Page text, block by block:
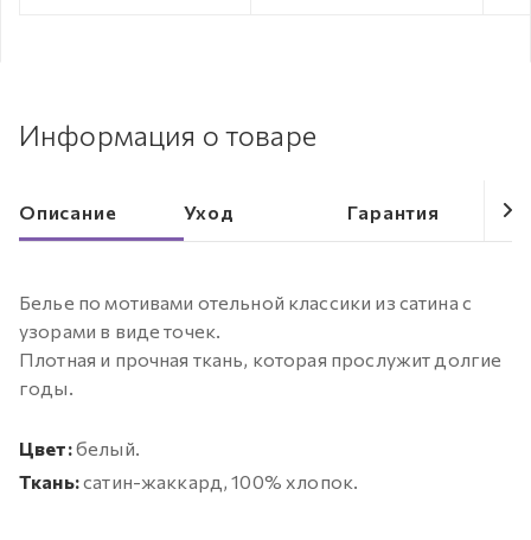
Информация о товаре
Описание Уход Гарантия
Белье по мотивами отельной классики из сатина с
узорами в виде точек.
Плотная и прочная ткань, которая прослужит долгие
годы.
Цвет:белый.
Ткань:сатин-жаккард, 100% хлопок.